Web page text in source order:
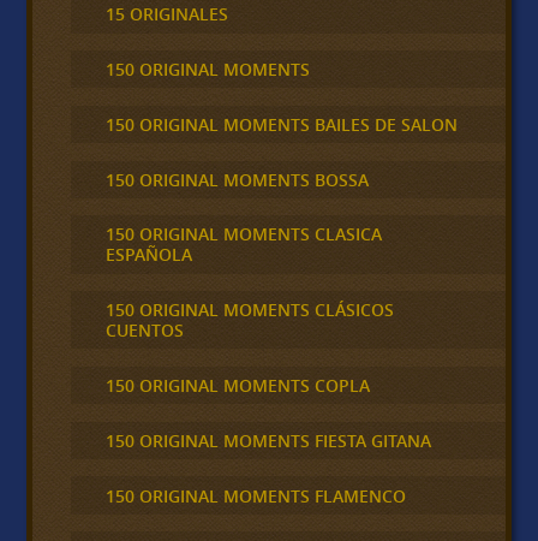
15 ORIGINALES
150 ORIGINAL MOMENTS
150 ORIGINAL MOMENTS BAILES DE SALON
150 ORIGINAL MOMENTS BOSSA
150 ORIGINAL MOMENTS CLASICA
ESPAÑOLA
150 ORIGINAL MOMENTS CLÁSICOS
CUENTOS
150 ORIGINAL MOMENTS COPLA
150 ORIGINAL MOMENTS FIESTA GITANA
150 ORIGINAL MOMENTS FLAMENCO